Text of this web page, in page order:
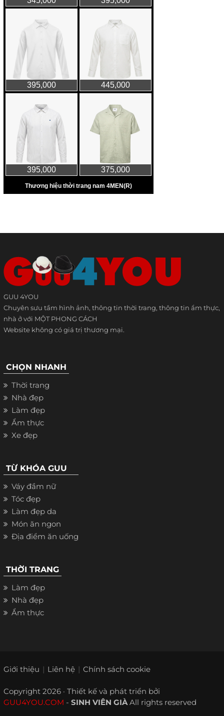
GUU 4YOU
Chuyên sưu tầm hình ảnh, thông tin thời trang, thông tin ẩm thực,
nhà ở với MỘT PHONG CÁCH
Website không có giá trị thương mại.
CHỌN NHANH
Thời trang
Nhà đẹp
Làm đẹp
Ẩm thực
Xe đẹp
TỪ KHÓA GUU
Váy đầm nữ
Tóc đẹp
Làm đẹp da
Món ăn ngon
Địa điểm ăn uống
THỜI TRANG
Làm đẹp
Nhà đẹp
Ẩm thực
Giới thiệu Liên hệ Chính sách cookie
Copyright 2026 · Thiết kế và phát triển bởi
GUU4YOU.COM - SINH VIÊN GIÀAll rights reserved